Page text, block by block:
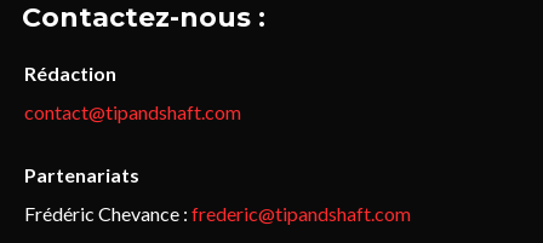
Contactez-nous :
Rédaction
contact@tipandshaft.com
Partenariats
Frédéric Chevance : frederic@tipandshaft.com